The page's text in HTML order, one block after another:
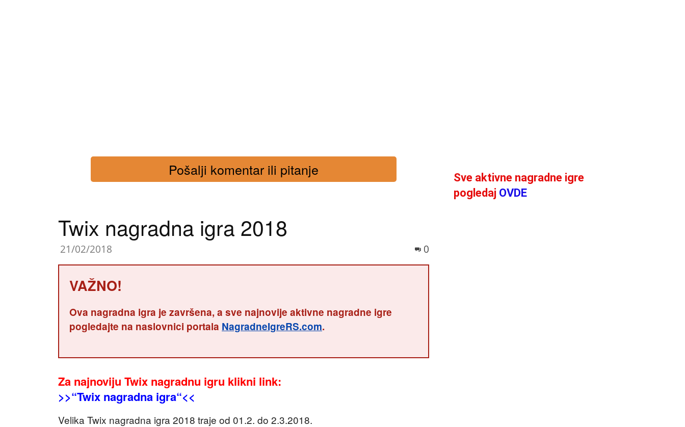
Pošalji komentar ili pitanje
Twix nagradna igra 2018
21/02/2018 0
VAŽNO!
Ova nagradna igra je završena, a sve najnovije aktivne nagradne igre
pogledajte na naslovnici portala NagradneIgreRS.com.
Za najnoviju Twix nagradnu igru klikni link:
>>“Twix nagradna igra“<<
Velika Twix nagradna igra 2018 traje od 01.2. do 2.3.2018.
Sve aktivne nagradne igre
pogledaj OVDE